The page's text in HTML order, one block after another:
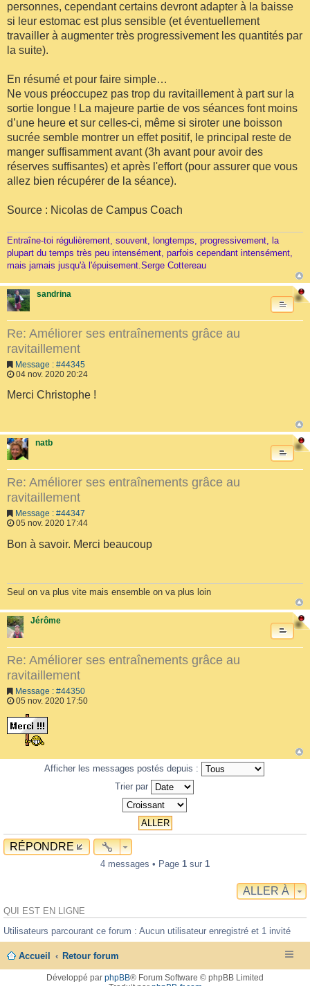
personnes, cependant certains devront adapter à la baisse
si leur estomac est plus sensible (et éventuellement
travailler à augmenter très progressivement les quantités par
la suite).
En résumé et pour faire simple…
Ne vous préoccupez pas trop du ravitaillement à part sur la
sortie longue ! La majeure partie de vos séances font moins
d’une heure et sur celles-ci, même si siroter une boisson
sucrée semble montrer un effet positif, le principal reste de
manger suffisamment avant (3h avant pour avoir des
réserves suffisantes) et après l'effort (pour assurer que vous
allez bien récupérer de la séance).
Source : Nicolas de Campus Coach
Entraîne-toi régulièrement, souvent, longtemps, progressivement, la
plupart du temps très peu intensément, parfois cependant intensément,
mais jamais jusqu'à l'épuisement.Serge Cottereau
sandrina
Re: Améliorer ses entraînements grâce au
ravitaillement
Message : #44345
04 nov. 2020 20:24
Merci Christophe !
natb
Re: Améliorer ses entraînements grâce au
ravitaillement
Message : #44347
05 nov. 2020 17:44
Bon à savoir. Merci beaucoup
Seul on va plus vite mais ensemble on va plus loin
Jérôme
Re: Améliorer ses entraînements grâce au
ravitaillement
Message : #44350
05 nov. 2020 17:50
Afficher les messages postés depuis :
Trier par
RÉPONDRE
4 messages • Page 1 sur 1
ALLER À
QUI EST EN LIGNE
Utilisateurs parcourant ce forum : Aucun utilisateur enregistré et 1 invité
Accueil Retour forum
Développé par phpBB® Forum Software © phpBB Limited